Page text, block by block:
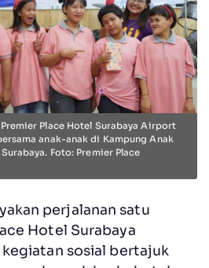
Place Hotel Surabaya Airport
anak-anak di Kampung Anak
Foto: Premier Place
perjalanan satu
Hotel Surabaya
sosial bertajuk